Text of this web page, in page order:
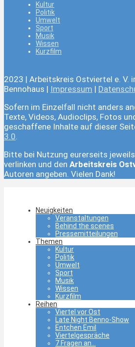
Kultur
Politik
Umwelt
Sport
Musik
Wissen
Kurzfilm
2023 | Arbeitskreis Ostviertel e. V.
Bennohaus | Impressum |
Sofern im Einzelfall nicht anders
Texte, Videos, Audioclips, Fotos
geschaffene Inhalte auf dieser
3.0.
Bitte bei Nutzung eurerseits
verlinken und den Arbeitskreis
Autoren angeben. Vielen Dank!
Neuigkeiten
Veranstaltungen
Behind the scenes
Pressemitteilungen
Themen
Kultur
Politik
Umwelt
Sport
Musik
Wissen
Kurzfilm
Reihen
Viertel vor Ost
Late Night Benno-Show
Entchen Emil
Viertelgespräche
7 Fragen an…